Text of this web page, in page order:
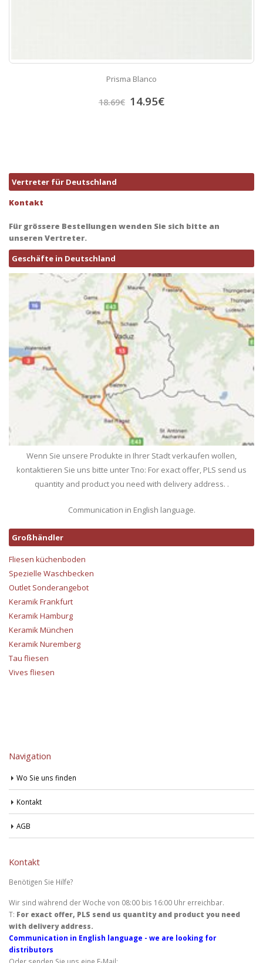
Prisma Blanco
18.69€ 14.95€
Vertreter für Deutschland
Kontakt
Für grössere Bestellungen wenden Sie sich bitte an
unseren Vertreter.
Geschäfte in Deutschland
Wenn Sie unsere Produkte in Ihrer Stadt verkaufen wollen,
kontaktieren Sie uns bitte unter Tno: For exact offer, PLS send us
quantity and product you need with delivery address. .
Communication in English language.
Großhändler
Fliesen küchenboden
Spezielle Waschbecken
Outlet Sonderangebot
Keramik Frankfurt
Keramik Hamburg
Keramik München
Keramik Nuremberg
Tau fliesen
Vives fliesen
Navigation
Wo Sie uns finden
Kontakt
AGB
Kontakt
Benötigen Sie Hilfe?
Wir sind während der Woche von 08:00 bis 16:00 Uhr erreichbar.
T: For exact offer, PLS send us quantity and product you need
with delivery address.
Communication in English language - we are looking for
distributors